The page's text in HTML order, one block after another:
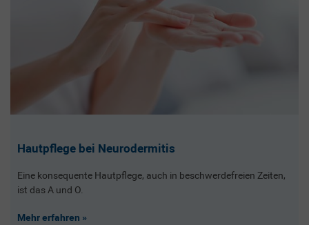
Hautpflege bei Neurodermitis
Eine konsequente Hautpflege, auch in beschwerdefreien Zeiten,
ist das A und O.
Mehr erfahren